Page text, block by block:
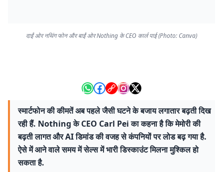
दाईं ओर नथिंग फोन और बाईं ओर Nothing के CEO कार्ल पाई (Photo: Canva)
स्मार्टफोन की कीमतें अब पहले जैसी घटने के बजाय लगातार बढ़ती दिख
रही हैं. Nothing के CEO Carl Pei का कहना है कि मेमोरी की
बढ़ती लागत और AI डिमांड की वजह से कंपनियों पर लोड बढ़ गया है.
ऐसे में आने वाले समय में सेल्स में भारी डिस्काउंट मिलना मुश्किल हो
सकता है.